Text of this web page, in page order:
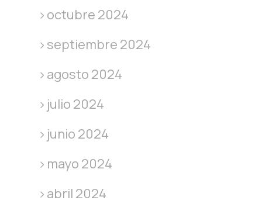
octubre 2024
septiembre 2024
agosto 2024
julio 2024
junio 2024
mayo 2024
abril 2024